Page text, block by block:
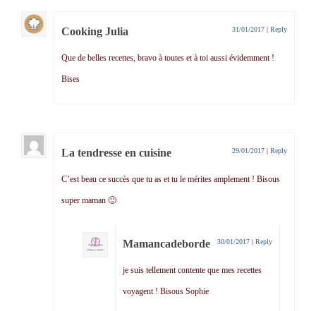
Cooking Julia 31/01/2017 | Reply
Que de belles recettes, bravo à toutes et à toi aussi évidemment !
Bises
La tendresse en cuisine 29/01/2017 | Reply
C’est beau ce succès que tu as et tu le mérites amplement ! Bisous
super maman 🙂
Mamancadeborde 30/01/2017 | Reply
je suis tellement contente que mes recettes
voyagent ! Bisous Sophie